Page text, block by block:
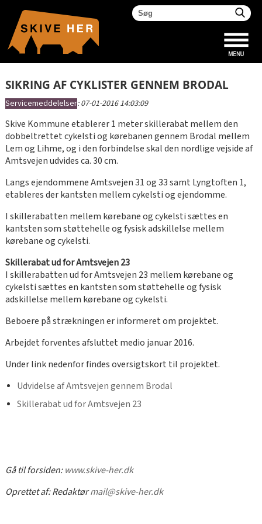
SIKRING AF CYKLISTER GENNEM BRODAL
Servicemeddelelser:07-01-2016 14:03:09
Skive Kommune etablerer 1 meter skillerabat mellem den
dobbeltrettet cykelsti og kørebanen gennem Brodal mellem
Lem og Lihme, og i den forbindelse skal den nordlige vejside af
Amtsvejen udvides ca. 30 cm.
Langs ejendommene Amtsvejen 31 og 33 samt Lyngtoften 1,
etableres der kantsten mellem cykelsti og ejendomme.
I skillerabatten mellem kørebane og cykelsti sættes en
kantsten som støttehelle og fysisk adskillelse mellem
kørebane og cykelsti.
Skillerabat ud for Amtsvejen 23
I skillerabatten ud for Amtsvejen 23 mellem kørebane og
cykelsti sættes en kantsten som støttehelle og fysisk
adskillelse mellem kørebane og cykelsti.
Beboere på strækningen er informeret om projektet.
Arbejdet forventes afsluttet medio januar 2016.
Under link nedenfor findes oversigtskort til projektet.
Udvidelse af Amtsvejen gennem Brodal
Skillerabat ud for Amtsvejen 23
Gå til forsiden:www.skive-her.dk
Oprettet af:Redaktørmail@skive-her.dk